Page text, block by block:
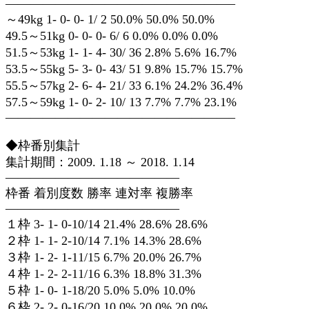
——————————————————–
～49kg 1- 0- 0- 1/ 2 50.0% 50.0% 50.0%
49.5～51kg 0- 0- 0- 6/ 6 0.0% 0.0% 0.0%
51.5～53kg 1- 1- 4- 30/ 36 2.8% 5.6% 16.7%
53.5～55kg 5- 3- 0- 43/ 51 9.8% 15.7% 15.7%
55.5～57kg 2- 6- 4- 21/ 33 6.1% 24.2% 36.4%
57.5～59kg 1- 0- 2- 10/ 13 7.7% 7.7% 23.1%
——————————————————–
◆枠番別集計
集計期間：2009. 1.18 ～ 2018. 1.14
——————————————
枠番 着別度数 勝率 連対率 複勝率
——————————————
１枠 3- 1- 0-10/14 21.4% 28.6% 28.6%
２枠 1- 1- 2-10/14 7.1% 14.3% 28.6%
３枠 1- 2- 1-11/15 6.7% 20.0% 26.7%
４枠 1- 2- 2-11/16 6.3% 18.8% 31.3%
５枠 1- 0- 1-18/20 5.0% 5.0% 10.0%